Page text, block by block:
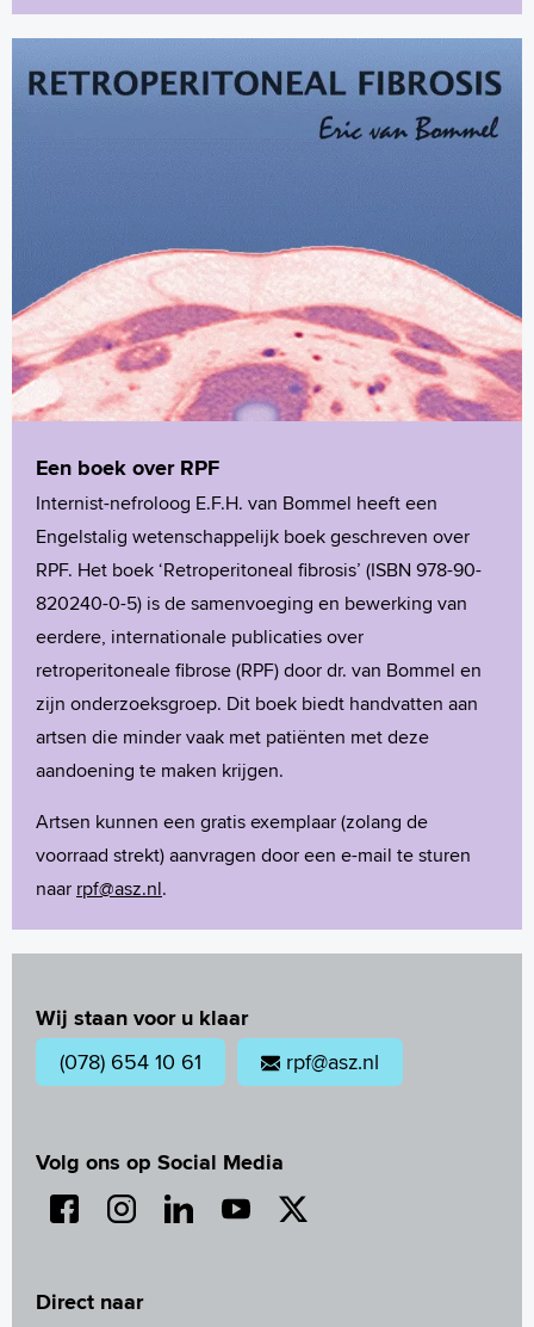
Een boek over RPF
Internist-nefroloog E.F.H. van Bommel heeft een
Engelstalig wetenschappelijk boek geschreven over
RPF. Het boek ‘Retroperitoneal fibrosis’ (ISBN 978-90-
820240-0-5) is de samenvoeging en bewerking van
eerdere, internationale publicaties over
retroperitoneale fibrose (RPF) door dr. van Bommel en
zijn onderzoeksgroep. Dit boek biedt handvatten aan
artsen die minder vaak met patiënten met deze
aandoening te maken krijgen.
Artsen kunnen een gratis exemplaar (zolang de
voorraad strekt) aanvragen door een e-mail te sturen
naar rpf@asz.nl.
Wij staan voor u klaar
(078) 654 10 61 rpf@asz.nl
Volg ons op Social Media
Direct naar